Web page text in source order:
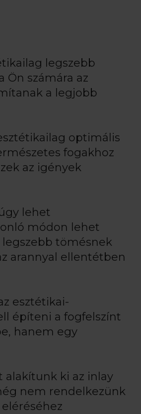
legszebb
számára az
a legjobb
optimális
fogakhoz
az igények
lehet
módon lehet
tömésnek
arannyal ellentétben
esztétikai-
építeni a fogfelszínt
hanem egy
alakítunk ki az inlay
nem rendelkezünk